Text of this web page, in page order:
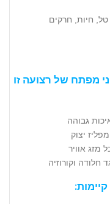
טל, חיות, חרקים
מפתח של רצועה זו
גבוהה
יצוק
מזג אוויר
חלודה וקורוזיה